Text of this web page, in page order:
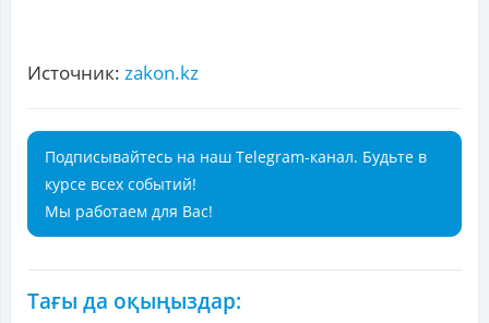
Источник: zakon.kz
Подписывайтесь на наш Telegram-канал. Будьте в
курсе всех событий!
Мы работаем для Вас!
Тағы да оқыңыздар: